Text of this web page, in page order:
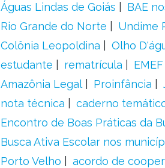
Águas Lindas de Goiás
BAE
Rio Grande do Norte
Undime
Colônia Leopoldina
Olho
estudante
rematrícula
Amazônia Legal
Proinfância
nota técnica
caderno
Encontro de Boas Práticas da
Busca Ativa Escolar nos
Porto Velho
acordo de